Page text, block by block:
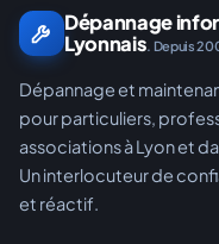
Dépannage
Lyonnais. Depuis
Dépannage et
pour particuliers,
associations à Lyon et
Un interlocuteur de
et réactif.